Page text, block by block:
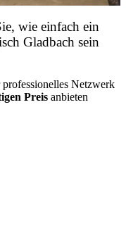
wie einfach ein
Gladbach sein
Netzwerk
Preis anbieten